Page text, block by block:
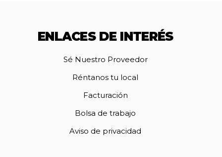
ENLACES DE INTERÉS
Sé Nuestro Proveedor
Réntanos tu local
Facturación
Bolsa de trabajo
Aviso de privacidad